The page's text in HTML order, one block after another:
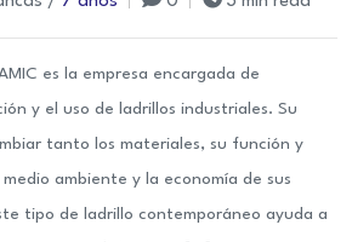
es la empresa encargada de
y el uso de ladrillos industriales. Su
tanto los materiales, su función y
ambiente y la economía de sus
tipo de ladrillo contemporáneo ayuda a